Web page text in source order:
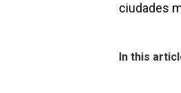
ciudades
In this